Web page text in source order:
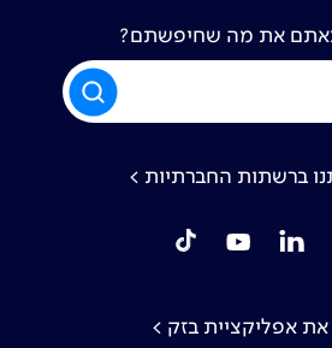
את מה שחיפשתם?
ברשתות החברתיות >
YouTube
tiktok
את אפליקציית בזק >